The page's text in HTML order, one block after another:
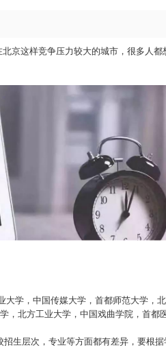
这样竞争压力较大的城市，很多人都
，中国传媒大学，首都师范大学，
北方工业大学，中国戏曲学院，首
层次，专业等方面都有差异，要根